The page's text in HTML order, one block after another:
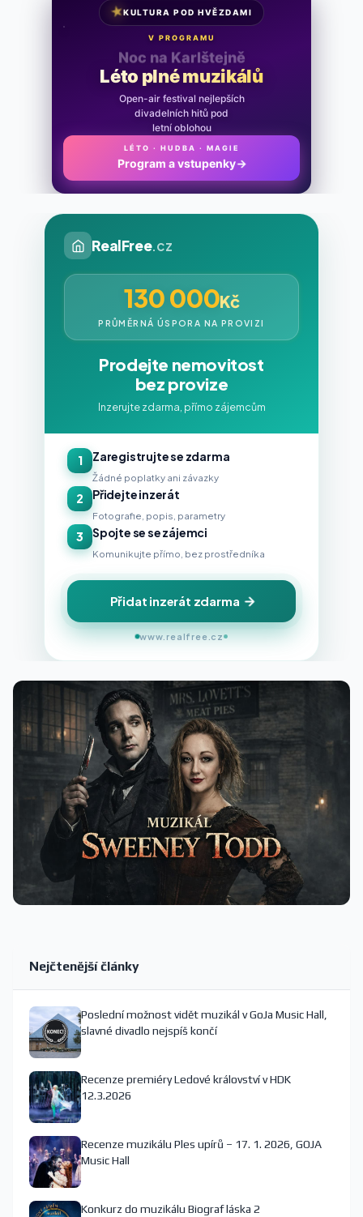
★KULTURA POD HVĚZDAMI
V PROGRAMU
Noc na Karlštejně
Léto plné muzikálů
Open-air festival nejlepších
divadelních hitů pod
letní oblohou
LÉTO · HUDBA · MAGIE
Program a vstupenky →
RealFree.cz
130 000Kč
PRŮMĚRNÁ ÚSPORA NA PROVIZI
Prodejte nemovitost
bez provize
Inzerujte zdarma, přímo zájemcům
1 Zaregistrujte se zdarma
Žádné poplatky ani závazky
2 Přidejte inzerát
Fotografie, popis, parametry
3 Spojte se se zájemci
Komunikujte přímo, bez prostředníka
Přidat inzerát zdarma
www.realfree.cz
Nejčtenější články
Poslední možnost vidět muzikál v GoJa Music Hall,
slavné divadlo nejspíš končí
Recenze premiéry Ledové království v HDK
12.3.2026
Recenze muzikálu Ples upírů – 17. 1. 2026, GOJA
Music Hall
Konkurz do muzikálu Biograf láska 2